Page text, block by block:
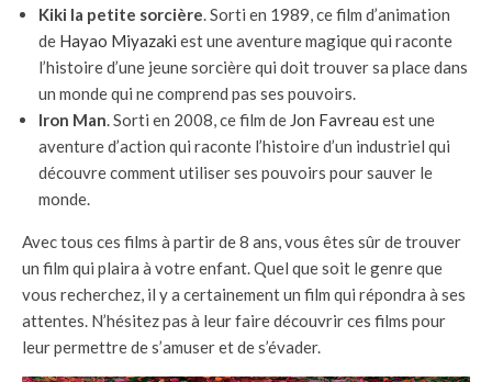
Kiki la petite sorcière. Sorti en 1989, ce film d’animation
de Hayao Miyazaki est une aventure magique qui raconte
l’histoire d’une jeune sorcière qui doit trouver sa place dans
un monde qui ne comprend pas ses pouvoirs.
Iron Man. Sorti en 2008, ce film de Jon Favreau est une
aventure d’action qui raconte l’histoire d’un industriel qui
découvre comment utiliser ses pouvoirs pour sauver le
monde.
Avec tous ces films à partir de 8 ans, vous êtes sûr de trouver
un film qui plaira à votre enfant. Quel que soit le genre que
vous recherchez, il y a certainement un film qui répondra à ses
attentes. N’hésitez pas à leur faire découvrir ces films pour
leur permettre de s’amuser et de s’évader.